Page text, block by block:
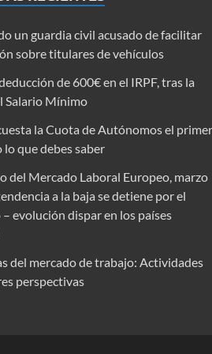
un guardia civil acusado de facilitar
sobre titulares de vehículos
de 600€ en el IRPF, tras la
Salario Mínimo
la Cuota de Autónomos el primer
lo que debes saber
del Mercado Laboral Europeo, marzo
a la baja se detiene por el
evolución dispar en los países
del mercado de trabajo: Actividades
perspectivas